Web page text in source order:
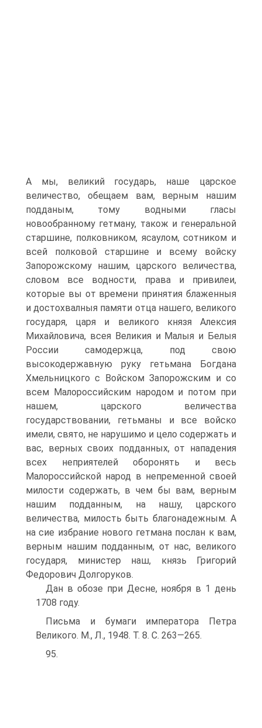
А мы, великий государь, наше царское
величество, обещаем вам, верным нашим
подданым, тому водными гласы
новообранному гетману, також и генеральной
стар­шине, полковником, ясаулом, сотником и
всей полковой старшине и всему войску
Запорожскому нашим, царского величества,
словом все водности, права и привилеи,
которые вы от времени принятия блаженныя
и достохвалныя памяти отца нашего, великого
государя, царя и великого князя Алексия
Михайловича, всея Великия и Малыя и Белыя
России самодержца, под свою
высокодержавную руку гетьмана Богдана
Хмельницкого с Войском Запорожским и со
всем Малороссийским народом и потом при
нашем, царского величества
государствовании, гетьманы и все войско
имели, свято, не нарушимо и цело содержать и
вас, верных своих подданных, от нападения
всех неприятелей оборонять и весь
Малороссийской народ в непремен­ной своей
милости содержать, в чем бы вам, верным
нашим под­данным, на нашу, царского
величества, милость быть благонадеж­ным. А
на сие избрание нового гетмана послан к вам,
верным нашим подданным, от нас, великого
государя, министер наш, князь Гри­горий
Федорович Долгоруков.
Дан в обозе при Десне, ноября в 1 день
1708 году.
Письма и бумаги императора Петра
Великого. M., Л., 1948. Т. 8. С. 263—265.
95.